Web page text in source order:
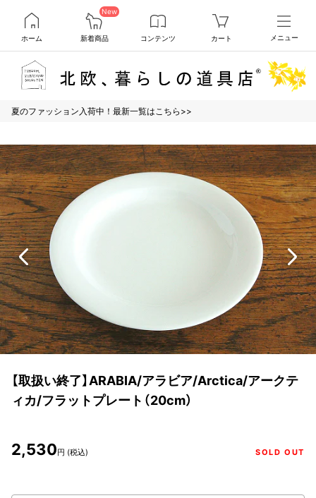
ホーム
New
新着商品 コンテンツ カート メニュー
夏のファッション入荷中！最新一覧はこちら>>
【取扱い終了】ARABIA/アラビア/Arctica/アークテ
ィカ/フラットプレート（20cm）
2,530円 (税込) SOLD OUT